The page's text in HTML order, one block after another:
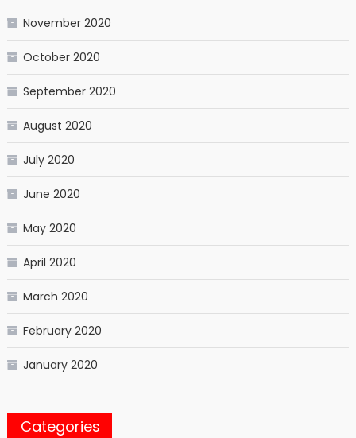
November 2020
October 2020
September 2020
August 2020
July 2020
June 2020
May 2020
April 2020
March 2020
February 2020
January 2020
Categories